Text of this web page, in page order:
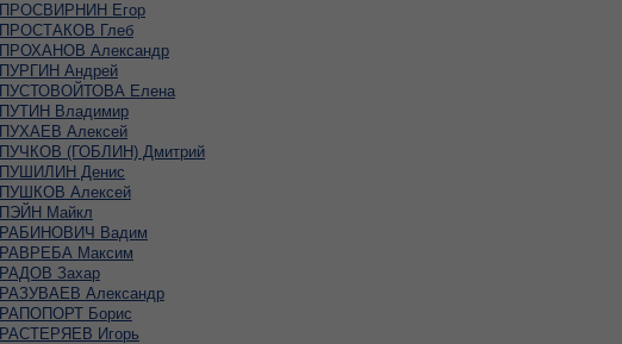
ПРОСВИРНИН Егор
ПРОСТАКОВ Глеб
ПРОХАНОВ Александр
ПУРГИН Андрей
ПУСТОВОЙТОВА Елена
ПУТИН Владимир
ПУХАЕВ Алексей
ПУЧКОВ (ГОБЛИН) Дмитрий
ПУШИЛИН Денис
ПУШКОВ Алексей
ПЭЙН Майкл
РАБИНОВИЧ Вадим
РАВРЕБА Максим
РАДОВ Захар
РАЗУВАЕВ Александр
РАПОПОРТ Борис
РАСТЕРЯЕВ Игорь